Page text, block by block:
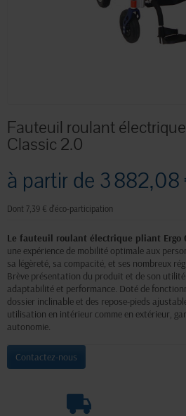
Fauteuil roulant
Classic 2.0
à partir de 3 882,08
Dont 7,39 € d'éco-participation
Le fauteuil roulant électrique pliant Ergo
une expérience de mobilité optimale aux
sa légèreté, sa compacité, et ses nombreux
Brève présentation du produit et de son
adaptabilité et performance. Doté de
dossier inclinable et des repose-pieds
utilisation en intérieur comme en extérieur,
autonomie.
Contactez-nous